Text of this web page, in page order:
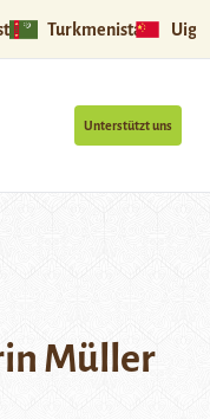
Turkmenistan
Unterstützt uns
Müller